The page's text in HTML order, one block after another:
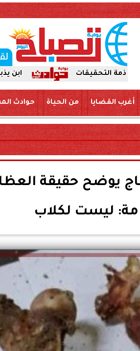
ابن يذبح والدته
أغرب القضايا من الحياة حوادث
يوضح حقيقة
ليست لكلاب